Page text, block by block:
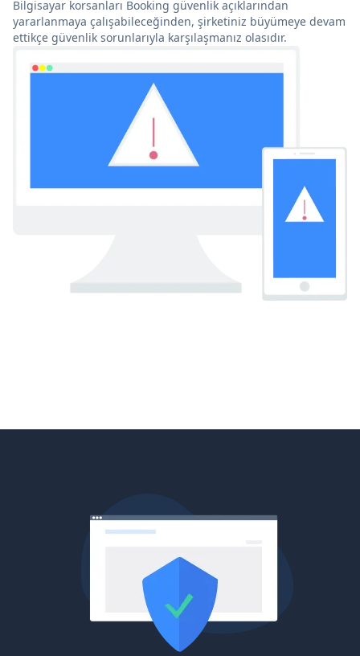
Bilgisayar korsanları Booking güvenlik açıklarından
yararlanmaya çalışabileceğinden, şirketiniz büyümeye devam
ettikçe güvenlik sorunlarıyla karşılaşmanız olasıdır.